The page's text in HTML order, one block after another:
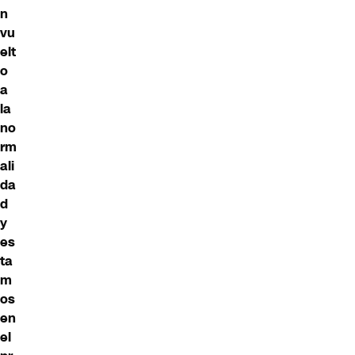
n
vu
elt
o
a
la
no
rm
ali
da
d
y
es
ta
m
os
en
el